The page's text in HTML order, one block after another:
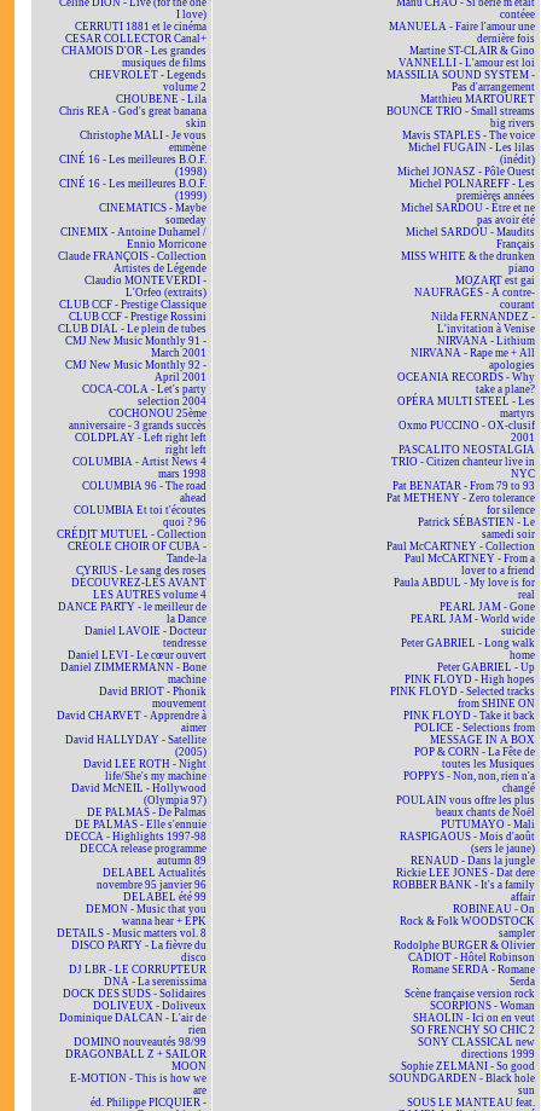
Céline DION - Live (for the one
I love)
CERRUTI 1881 et le cinéma
CESAR COLLECTOR Canal+
CHAMOIS D'OR - Les grandes
musiques de films
CHEVROLET - Legends
volume 2
CHOUBENE - Lila
Chris REA - God's great banana
skin
Christophe MALI - Je vous
emmène
CINÉ 16 - Les meilleures B.O.F.
(1998)
CINÉ 16 - Les meilleures B.O.F.
(1999)
CINEMATICS - Maybe
someday
CINEMIX - Antoine Duhamel /
Ennio Morricone
Claude FRANÇOIS - Collection
Artistes de Légende
Claudio MONTEVERDI -
L'Orfeo (extraits)
CLUB CCF - Prestige Classique
CLUB CCF - Prestige Rossini
CLUB DIAL - Le plein de tubes
CMJ New Music Monthly 91 -
March 2001
CMJ New Music Monthly 92 -
April 2001
COCA-COLA - Let's party
selection 2004
COCHONOU 25ème
anniversaire - 3 grands succès
COLDPLAY - Left right left
right left
COLUMBIA - Artist News 4
mars 1998
COLUMBIA 96 - The road
ahead
COLUMBIA Et toi t'écoutes
quoi ? 96
CRÉDIT MUTUEL - Collection
CRÉOLE CHOIR OF CUBA -
Tande-la
CYRIUS - Le sang des roses
DÉCOUVREZ-LES AVANT
LES AUTRES volume 4
DANCE PARTY - le meilleur de
la Dance
Daniel LAVOIE - Docteur
tendresse
Daniel LEVI - Le cœur ouvert
Daniel ZIMMERMANN - Bone
machine
David BRIOT - Phonik
mouvement
David CHARVET - Apprendre à
aimer
David HALLYDAY - Satellite
(2005)
David LEE ROTH - Night
life/She's my machine
David McNEIL - Hollywood
(Olympia 97)
DE PALMAS - De Palmas
DE PALMAS - Elle s'ennuie
DECCA - Highlights 1997-98
DECCA release programme
autumn 89
DELABEL Actualités
novembre 95 janvier 96
DELABEL été 99
DEMON - Music that you
wanna hear + EPK
DETAILS - Music matters vol. 8
DISCO PARTY - La fièvre du
disco
DJ LBR - LE CORRUPTEUR
DNA - La serenissima
DOCK DES SUDS - Solidaires
DOLIVEUX - Doliveux
Dominique DALCAN - L'air de
rien
DOMINO nouveautés 98/99
DRAGONBALL Z + SAILOR
MOON
E-MOTION - This is how we
are
éd. Philippe PICQUIER -
Manu CHAO - Si berie m'était
contéee
MANUELA - Faire l'amour une
dernière fois
Martine ST-CLAIR & Gino
VANNELLI - L'amour est loi
MASSILIA SOUND SYSTEM -
Pas d'arrangement
Matthieu MARTOURET
BOUNCE TRIO - Small streams
big rivers
Mavis STAPLES - The voice
Michel FUGAIN - Les lilas
(inédit)
Michel JONASZ - Pôle Ouest
Michel POLNAREFF - Les
premières années
Michel SARDOU - Être et ne
pas avoir été
Michel SARDOU - Maudits
Français
MISS WHITE & the drunken
piano
MOZART est gai
NAUFRAGÉS - À contre-
courant
Nilda FERNANDEZ -
L'invitation à Venise
NIRVANA - Lithium
NIRVANA - Rape me + All
apologies
OCEANIA RECORDS - Why
take a plane?
OPÉRA MULTI STEEL - Les
martyrs
Oxmo PUCCINO - OX-clusif
2001
PASCALITO NEOSTALGIA
TRIO - Citizen chanteur live in
NYC
Pat BENATAR - From 79 to 93
Pat METHENY - Zero tolerance
for silence
Patrick SÉBASTIEN - Le
samedi soir
Paul McCARTNEY - Collection
Paul McCARTNEY - From a
lover to a friend
Paula ABDUL - My love is for
real
PEARL JAM - Gone
PEARL JAM - World wide
suicide
Peter GABRIEL - Long walk
home
Peter GABRIEL - Up
PINK FLOYD - High hopes
PINK FLOYD - Selected tracks
from SHINE ON
PINK FLOYD - Take it back
POLICE - Selections from
MESSAGE IN A BOX
POP & CORN - La Fête de
toutes les Musiques
POPPYS - Non, non, rien n'a
changé
POULAIN vous offre les plus
beaux chants de Noël
PUTUMAYO - Mali
RASPIGAOUS - Mois d'août
(sers le jaune)
RENAUD - Dans la jungle
Rickie LEE JONES - Dat dere
ROBBER BANK - It's a family
affair
ROBINEAU - On
Rock & Folk WOODSTOCK
sampler
Rodolphe BURGER & Olivier
CADIOT - Hôtel Robinson
Romane SERDA - Romane
Serda
Scène française version rock
SCORPIONS - Woman
SHAOLIN - Ici on en veut
SO FRENCHY SO CHIC 2
SONY CLASSICAL new
directions 1999
Sophie ZELMANI - So good
SOUNDGARDEN - Black hole
sun
SOUS LE MANTEAU feat.